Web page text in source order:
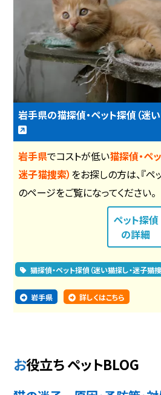
岩手県の猫探偵・ペット探偵（迷
岩手県でコストが低い猫探偵・ペ
迷子猫捜索） をお探しの方は、『ペ
のページをご覧になってください。
ペット探偵
の詳細
猫探偵・ペット探偵（迷い猫探し・迷子猫捜
岩手県 詳しくはこちら
お役立ち ペットBLOG